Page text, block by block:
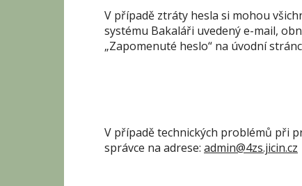
V případě ztráty hesla si mohou
systému Bakaláři uvedený e-mail,
„Zapomenuté heslo“ na úvodní
V případě technických problémů při
správce na adrese: admin@4zs.jicin.cz